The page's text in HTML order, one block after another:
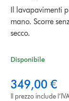
Il lavapavimenti
mano. Scorre
secco.
Disponibile
349,00 €
Il prezzo include